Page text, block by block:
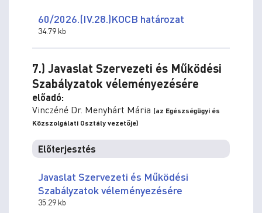
60/2026.(IV.28.)KOCB határozat
34.79 kb
7.) Javaslat Szervezeti és Működési
Szabályzatok véleményezésére
előadó:
Vinczéné Dr. Menyhárt Mária (az Egészségügyi és
Közszolgálati Osztály vezetője)
Előterjesztés
Javaslat Szervezeti és Működési
Szabályzatok véleményezésére
35.29 kb